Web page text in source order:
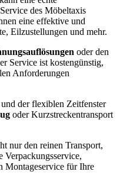
des Möbeltaxis
eine effektive und
Eilzustellungen und mehr.
oder den
Service ist kostengünstig,
Anforderungen
der flexiblen Zeitfenster
oder Kurzstreckentransport
nur den reinen Transport,
Verpackungsservice,
Montageservice für Ihre